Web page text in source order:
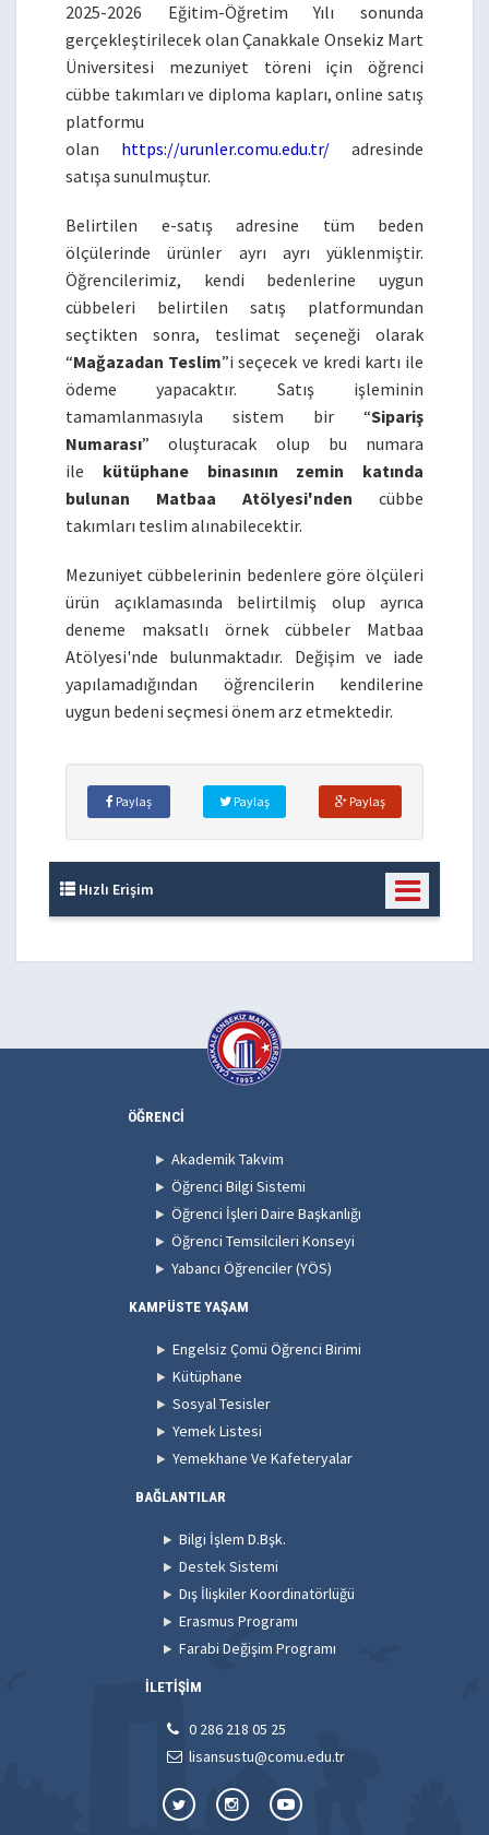
2025-2026 Eğitim-Öğretim Yılı sonunda
gerçekleştirilecek olan Çanakkale Onsekiz Mart
Üniversitesi mezuniyet töreni için öğrenci
cübbe takımları ve diploma kapları, online satış
platformu
olan https://urunler.comu.edu.tr/ adresinde
satışa sunulmuştur.
Belirtilen e-satış adresine tüm beden
ölçülerinde ürünler ayrı ayrı yüklenmiştir.
Öğrencilerimiz, kendi bedenlerine uygun
cübbeleri belirtilen satış platformundan
seçtikten sonra, teslimat seçeneği olarak
“Mağazadan Teslim”i seçecek ve kredi kartı ile
ödeme yapacaktır. Satış işleminin
tamamlanmasıyla sistem bir “Sipariş
Numarası” oluşturacak olup bu numara
ile kütüphane binasının zemin katında
bulunan Matbaa Atölyesi'nden cübbe
takımları teslim alınabilecektir.
Mezuniyet cübbelerinin bedenlere göre ölçüleri
ürün açıklamasında belirtilmiş olup ayrıca
deneme maksatlı örnek cübbeler Matbaa
Atölyesi'nde bulunmaktadır. Değişim ve iade
yapılamadığından öğrencilerin kendilerine
uygun bedeni seçmesi önem arz etmektedir.
Paylaş Paylaş Paylaş
Hızlı Erişim
ÖĞRENCİ
Akademik Takvim
Öğrenci Bilgi Sistemi
Öğrenci İşleri Daire Başkanlığı
Öğrenci Temsilcileri Konseyi
Yabancı Öğrenciler (YÖS)
KAMPÜSTE YAŞAM
Engelsiz Çomü Öğrenci Birimi
Kütüphane
Sosyal Tesisler
Yemek Listesi
Yemekhane Ve Kafeteryalar
BAĞLANTILAR
Bilgi İşlem D.Bşk.
Destek Sistemi
Dış İlişkiler Koordinatörlüğü
Erasmus Programı
Farabi Değişim Programı
İLETİŞİM
0 286 218 05 25
lisansustu@comu.edu.tr